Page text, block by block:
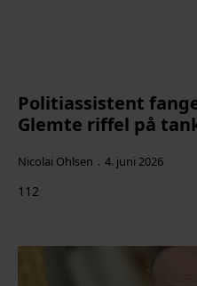
Politiassistent
Glemte riffel på
Nicolai Ohlsen 4. juni 2026
112